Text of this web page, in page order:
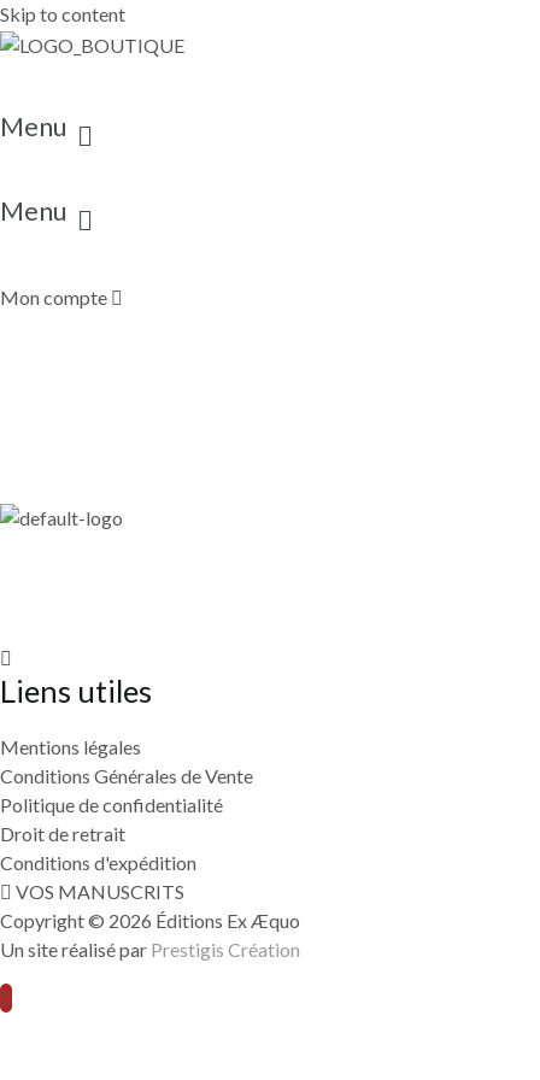
Skip to content
Menu
Menu
Mon compte
Liens utiles
Mentions légales
Conditions Générales de Vente
Politique de confidentialité
Droit de retrait
Conditions d'expédition
VOS MANUSCRITS
Copyright © 2026 Éditions Ex Æquo
Un site réalisé par Prestigis Création